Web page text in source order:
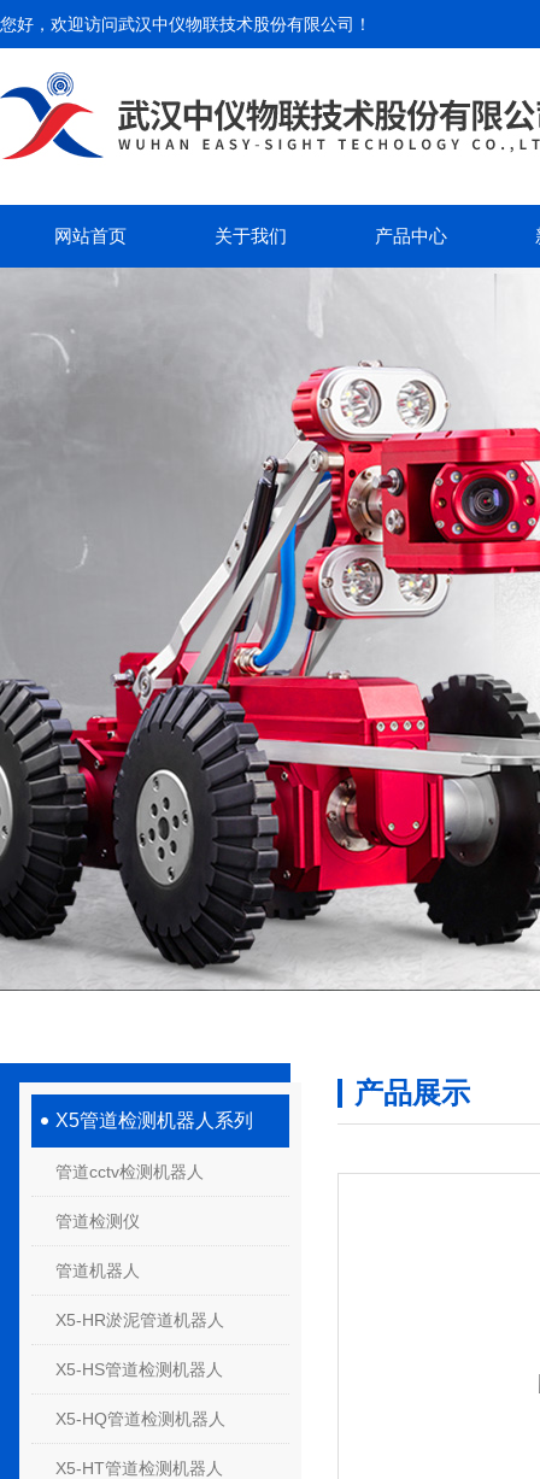
您好，欢迎访问武汉中仪物联技术股份有限公司 ！
网站首页 关于我们 产品中心
X5管道检测机器人系列
管道cctv检测机器人
管道检测仪
管道机器人
X5-HR淤泥管道机器人
X5-HS管道检测机器人
X5-HQ管道检测机器人
X5-HT管道检测机器人
产品展示